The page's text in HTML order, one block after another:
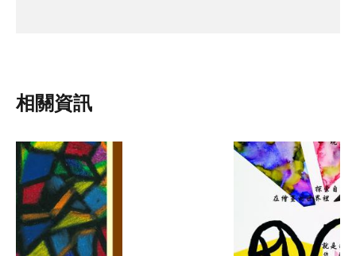
相關資訊